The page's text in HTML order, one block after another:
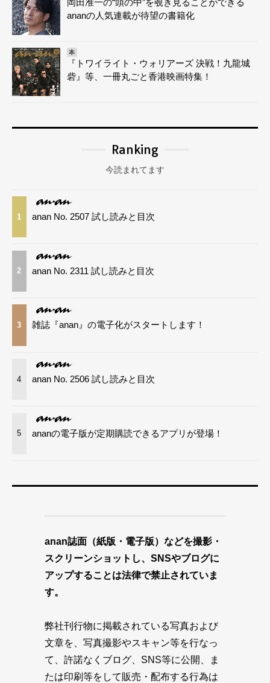
岡田准一の“頭の中”を覗き見ることができる
ananの人気連載が待望の書籍化
本
『トワイライト・ウォリアーズ 決戦！九龍城
砦』等、一冊丸ごと香港映画特集！
Ranking
今読まれてます
1 anan No. 2507 試し読みと目次
2 anan No. 2311 試し読みと目次
3 雑誌『anan』の電子化がスタートします！
4 anan No. 2506 試し読みと目次
5 ananの電子版が定期購読できるアプリが登場！
anan誌面（紙版・電子版）などを撮影・
スクリーンショットし、SNSやブログに
アップすることは法律で禁止されていま
す。
弊社刊行物に掲載されている写真および
文章を、写真撮影やスキャン等を行なっ
て、許諾なくブログ、SNS等に公開、ま
たは印刷等をして販売・配布する行為は